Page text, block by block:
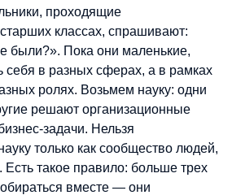
проходящие
классах, спрашивают:
были?». Пока они маленькие,
себя в разных сферах, а в рамках
ролях. Возьмем науку: одни
решают организационные
задачи. Нельзя
только как сообщество людей,
такое правило: больше трех
вместе — они